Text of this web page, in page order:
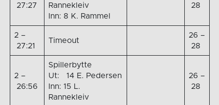
27:27
Rannekleiv
Inn: 8 K. Rammel
28
2 –
27:21
Timeout
26 –
28
2 –
26:56
Spillerbytte
Ut: 14 E. Pedersen
Inn: 15 L.
Rannekleiv
26 –
28